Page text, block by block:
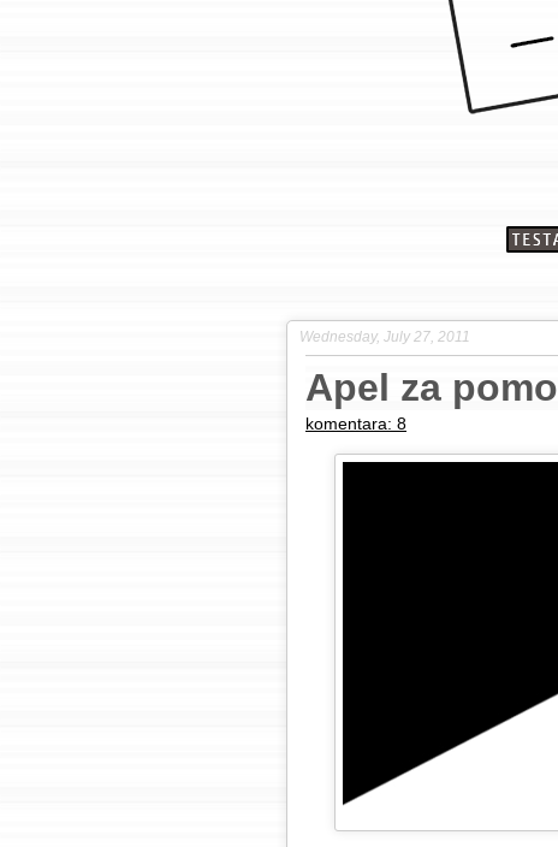
Wednesday, July 27, 2011
Apel za
komentara: 8